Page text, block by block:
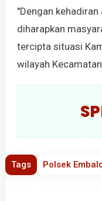
"Dengan
diharapkan
tercipta situasi
wilayah
Tags Polsek